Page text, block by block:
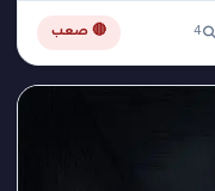
4 🔴 صعب